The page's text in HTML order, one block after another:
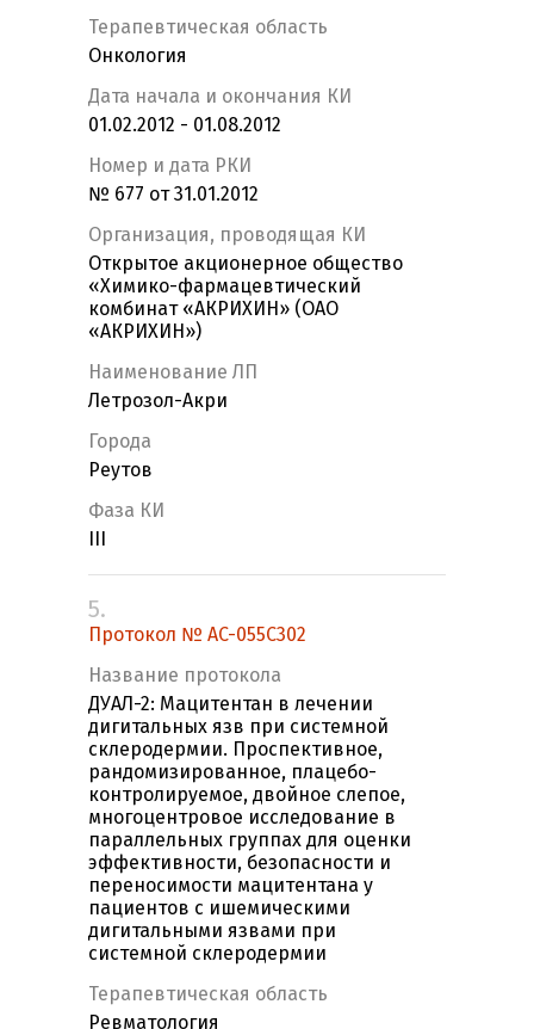
Терапевтическая область
Онкология
Дата начала и окончания КИ
01.02.2012 - 01.08.2012
Номер и дата РКИ
№ 677 от 31.01.2012
Организация, проводящая КИ
Открытое акционерное общество
«Химико-фармацевтический
комбинат «АКРИХИН» (ОАО
«АКРИХИН»)
Наименование ЛП
Летрозол-Акри
Города
Реутов
Фаза КИ
5.
Протокол № AC-055C302
Название протокола
ДУАЛ-2: Мацитентан в лечении
дигитальных язв при системной
склеродермии. Проспективное,
рандомизированное, плацебо-
контролируемое, двойное слепое,
многоцентровое исследование в
параллельных группах для оценки
эффективности, безопасности и
переносимости мацитентана у
пациентов с ишемическими
дигитальными язвами при
системной склеродермии
Терапевтическая область
Ревматология